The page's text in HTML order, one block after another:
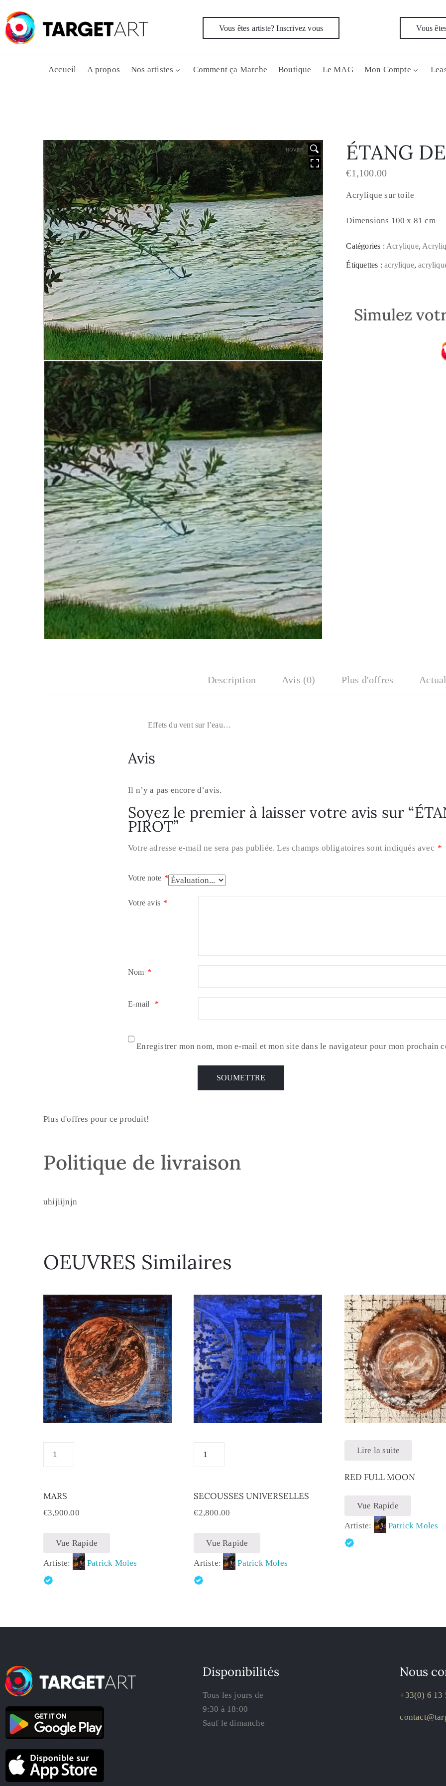
Vous êtes artiste? Inscrivez vous Vous
Accueil A propos Nos artistes Comment ça Marche Boutique Le MAG Mon Compte
HOVER ÉTANG
€1,100.00
Acrylique sur toile
Dimensions 100 x 81 cm
Catégories : Acrylique,
Étiquettes :acrylique,
Simulez
Description Avis (0) Plus d'offres
Effets du vent sur l’eau…
Avis
Il n’y a pas encore d’avis.
Soyez le premier à laisser votre avis sur
PIROT”
Votre adresse e-mail ne sera pas publiée. Les champs obligatoires sont indiqués avec *
Votre note *
Votre avis *
Nom *
E-mail *
Enregistrer mon nom, mon e-mail et mon site dans le navigateur pour mon prochain
Plus d'offres pour ce produit!
Politique de livraison
uhijiijnjn
OEUVRES Similaires
MARS
€3,900.00
Vue Rapide
Artiste: Patrick Moles
SECOUSSES UNIVERSELLES
€2,800.00
Vue Rapide
Artiste: Patrick Moles
Lire la suite
RED FULL MOON
Vue Rapide
Artiste: Patrick Moles
Disponibilités
Tous les jours de
9:30 à 18:00
Sauf le dimanche
Nous
+33(0) 6 13